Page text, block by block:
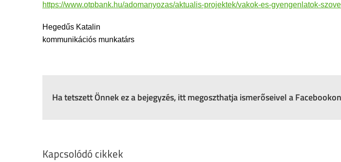
https://www.otpbank.hu/adomanyozas/aktualis-projektek/vakok-es-gyengenlatok-
Hegedűs Katalin
kommunikációs munkatárs
Ha tetszett Önnek ez a bejegyzés, itt megoszthatja ismerőseivel a
Kapcsolódó cikkek